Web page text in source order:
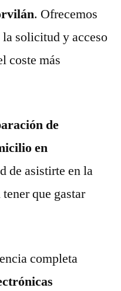
. Ofrecemos
solicitud y acceso
coste más
de
en
de asistirte en la
que gastar
completa